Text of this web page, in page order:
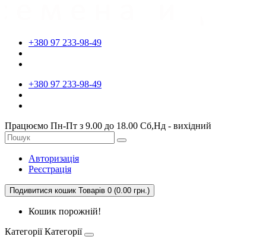
+380 97 233-98-49
+380 97 233-98-49
Працюємо Пн-Пт з 9.00 до 18.00 Сб,Нд - вихідний
Авторизація
Реєстрація
Подивитися кошик Товарів 0 (0.00 грн.)
Кошик порожній!
Категорії Категорії